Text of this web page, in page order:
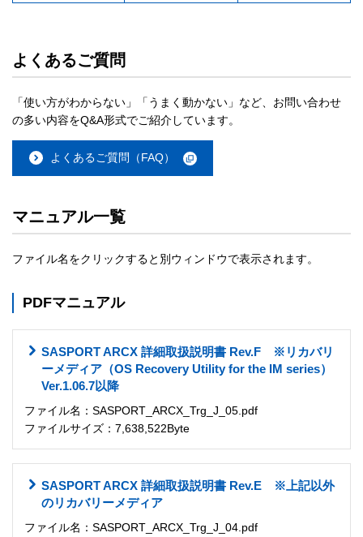
よくあるご質問
「使い方がわからない」「うまく動かない」など、お問い合わせ
の多い内容をQ&A形式でご紹介しています。
よくあるご質問（FAQ）
マニュアル一覧
ファイル名をクリックすると別ウィンドウで表示されます。
PDFマニュアル
SASPORT ARCX 詳細取扱説明書 Rev.F ※リカバリ
ーメディア（OS Recovery Utility for the IM series）
Ver.1.06.7以降
ファイル名：SASPORT_ARCX_Trg_J_05.pdf
ファイルサイズ：7,638,522Byte
SASPORT ARCX 詳細取扱説明書 Rev.E ※上記以外
のリカバリーメディア
ファイル名：SASPORT_ARCX_Trg_J_04.pdf